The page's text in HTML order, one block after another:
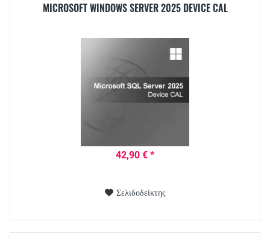
MICROSOFT WINDOWS SERVER 2025 DEVICE CAL
42,90 € *
Σελιδοδείκτης